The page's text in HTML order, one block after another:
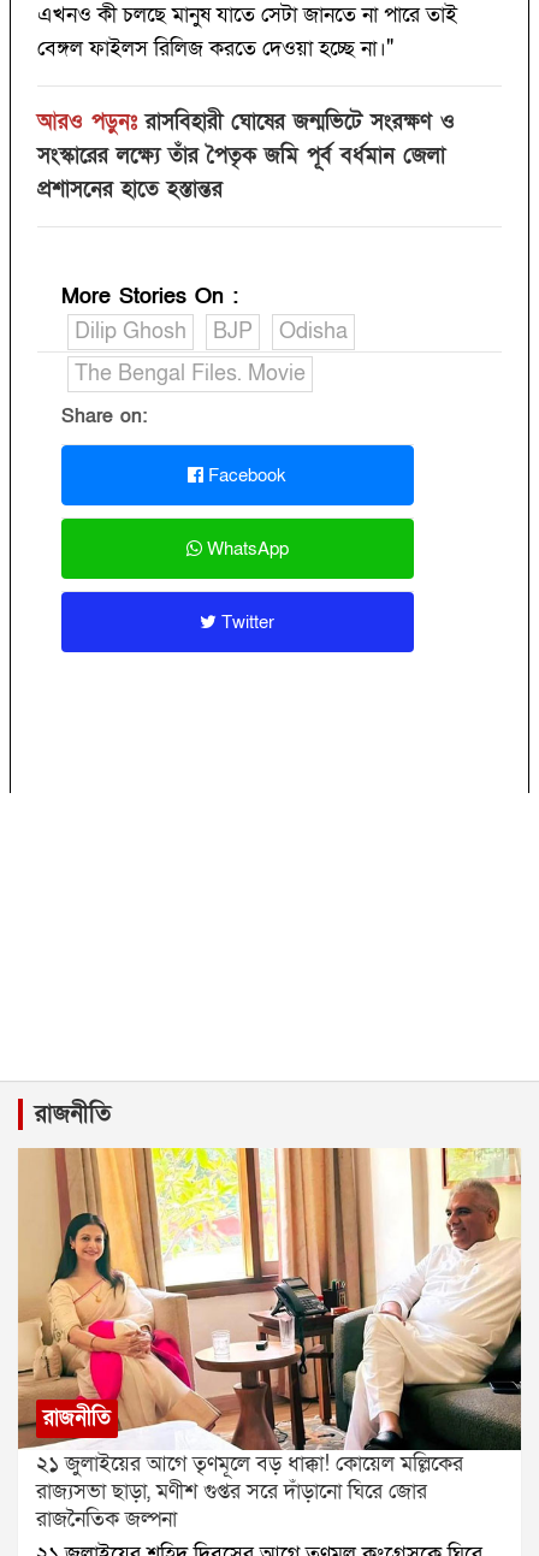
এখনও কী চলছে মানুষ যাতে সেটা জানতে না পারে তাই
বেঙ্গল ফাইলস রিলিজ করতে দেওয়া হচ্ছে না।"
আরও পড়ুনঃ রাসবিহারী ঘোষের জন্মভিটে সংরক্ষণ ও
সংস্কারের লক্ষ্যে তাঁর পৈতৃক জমি পূর্ব বর্ধমান জেলা
প্রশাসনের হাতে হস্তান্তর
More Stories On :
Dilip Ghosh
BJP
Odisha
The Bengal Files. Movie
Share on:
Facebook
WhatsApp
Twitter
রাজনীতি
রাজনীতি
২১ জুলাইয়ের আগে তৃণমূলে বড় ধাক্কা! কোয়েল মল্লিকের
রাজ্যসভা ছাড়া, মণীশ গুপ্তর সরে দাঁড়ানো ঘিরে জোর
রাজনৈতিক জল্পনা